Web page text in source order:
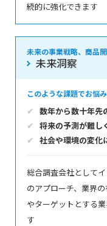
続的に強化できます
未来の事業戦略、商品
未来洞察
このような課題でお悩
数年から数十年先
将来の予測が難し
社会や環境の変化
総合調査会社として
のアプローチ、業界
やターゲットとする
す